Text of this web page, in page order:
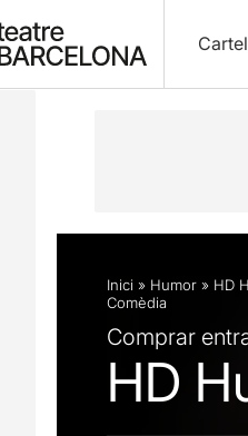
Descripció Fitxa
Inici » Humor » HD
Comèdia
Comprar
HD